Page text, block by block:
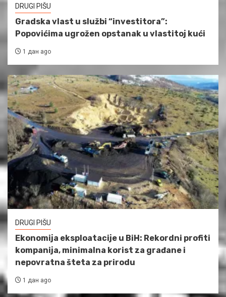
DRUGI PIŠU
Gradska vlast u službi “investitora”:
Popovićima ugrožen opstanak u vlastitoj kući
1 дан ago
DRUGI PIŠU
Ekonomija eksploatacije u BiH: Rekordni profiti
kompanija, minimalna korist za građane i
nepovratna šteta za prirodu
1 дан ago